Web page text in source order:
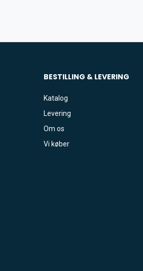
BESTILLING & LEVERING
Katalog
Levering
Om os
Vi køber